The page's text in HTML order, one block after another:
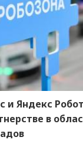
и Яндекс
в